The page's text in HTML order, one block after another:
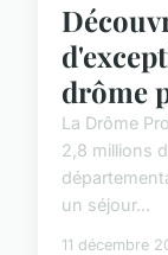
drôme
La Drôme
2,8 millions
un séjour...
11 décembre